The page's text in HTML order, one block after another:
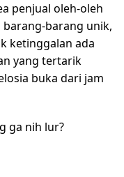
penjual oleh-oleh
barang unik,
ketinggalan ada
yang tertarik
buka dari jam
ga nih lur?